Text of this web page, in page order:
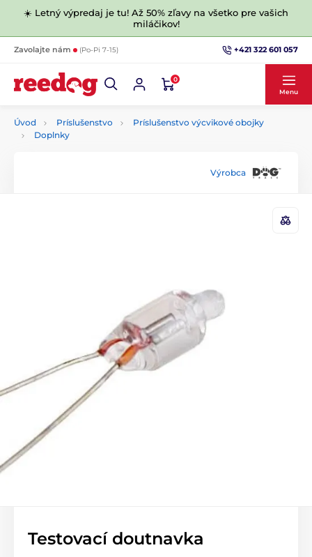
☀️ Letný výpredaj je tu! Až 50% zľavy na všetko pre vašich
miláčikov!
Zavolajte nám (Po-Pi 7-15) +421 322 601 057
0
Menu
Úvod Príslušenstvo
Príslušenstvo výcvikové obojky
Doplnky
Výrobca
Testovací doutnavka